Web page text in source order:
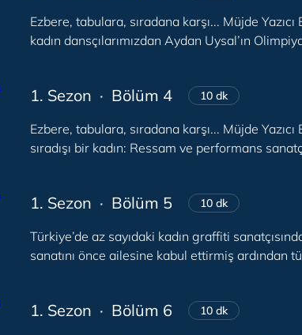
Ezbere, tabulara, sıradana karşı... Müjde
kadın dansçılarımızdan Aydan Uysal’ın
1. Sezon · Bölüm 4 10 dk
Ezbere, tabulara, sıradana karşı... Müjde
sıradışı bir kadın: Ressam ve performans
1. Sezon · Bölüm 5 10 dk
Türkiye’de az sayıdaki kadın graffiti
sanatını önce ailesine kabul ettirmiş ardından
1. Sezon · Bölüm 6 10 dk